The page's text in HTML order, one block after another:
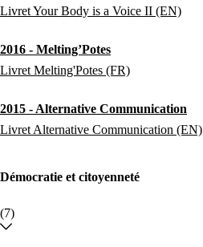
Livret Your Body is a Voice II (EN)
2016 - Melting’Potes
Livret Melting'Potes (FR)
2015 - Alternative Communication
Livret Alternative Communication (EN)
Démocratie et citoyenneté
(7)